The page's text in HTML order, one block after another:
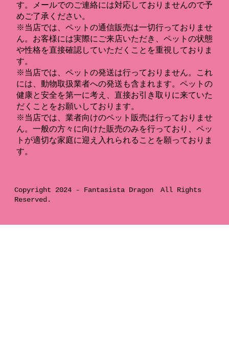
す。メールでのご連絡には対応しておりませんので予
めご了承ください。
※当店では、ペットの通信販売は一切行っておりませ
ん。お客様には実際にご来店いただき、ペットの状態
や性格を直接確認していただくことを重視しておりま
す。
※当店では、ペットの発送は行っておりません。これ
には、動物取扱業者への発送も含まれます。ペットの
健康と安全を第一に考え、直接お引き取りに来ていた
だくことをお願いしております。
※当店では、業者向けのペット販売は行っておりませ
ん。一般の方々に向けた販売のみを行っており、ペッ
トが適切な家庭に迎え入れられることを願っておりま
す。
Copyright 2024 - Fantasista DragonAll Rights
Reserved.